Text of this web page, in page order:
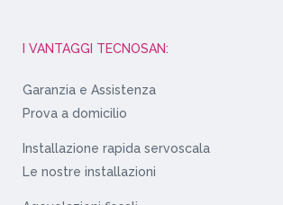
I VANTAGGI TECNOSAN:
Garanzia e Assistenza
Prova a domicilio
Installazione rapida servoscala
Le nostre installazioni